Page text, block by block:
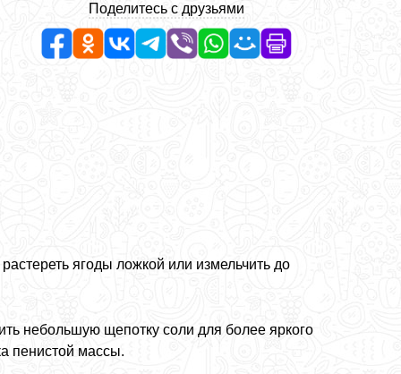
Поделитесь с друзьями
ягоды ложкой или измельчить до
небольшую щепотку соли для более яркого
пенистой массы.